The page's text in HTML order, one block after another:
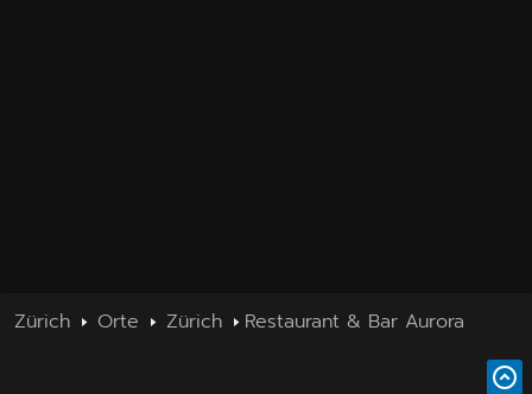
Zürich Orte Zürich Restaurant & Bar Aurora